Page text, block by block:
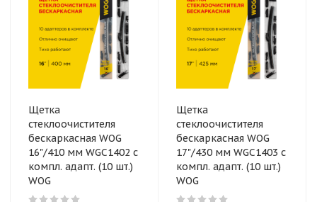
Щетка
стеклоочистителя
бескаркасная WOG
16"/410 мм WGC1402 с
компл. адапт. (10 шт.)
WOG
Щетка
стеклоочистителя
бескаркасная WOG
17"/430 мм WGC1403 с
компл. адапт. (10 шт.)
WOG